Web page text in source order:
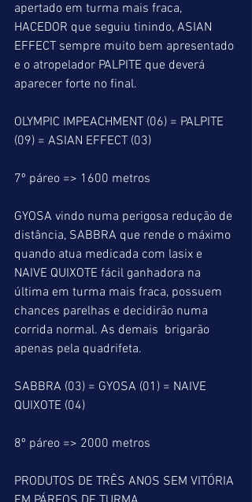
apertado em turma mais fraca,
HACEDOR que seguiu tinindo, ASIAN
EFFECT sempre muito bem apresentado
e o atropelador PALPITE que deverá
aparecer forte no final.
OLYMPIC IMPEACHMENT (06) = PALPITE
(09) = ASIAN EFFECT (03)
7º páreo => 1600 metros
GYOSA vindo numa perigosa redução de
distância, SABBRA que rende o máximo
quando atua medicada com lasix e
NAIVE QUIXOTE fácil ganhadora na
última em turma mais fraca, possuem
chances parelhas e decidirão numa
corrida normal. As demais  brigarão
apenas pela quadrifeta.
SABBRA (03) = GYOSA (01) = NAIVE
QUIXOTE (04)
8º páreo => 2000 metros
PRODUTOS DE TRÊS ANOS SEM VITÓRIA